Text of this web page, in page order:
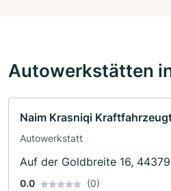
Autowerkstätten
Naim Krasniqi
Autowerkstatt
Auf der Goldbreite 16,
0.0 (0)